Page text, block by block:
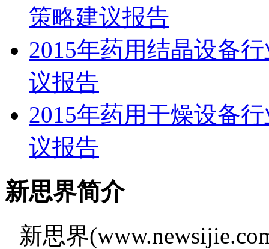
策略建议报告
2015年药用结晶设备
议报告
2015年药用干燥设备
议报告
新思界简介
新思界